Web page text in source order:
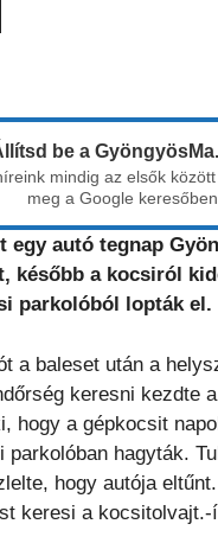
be a
mindig az elsők
meg a Google
egy autó tegnap
később a kocsiról
parkolóból lopták el.
a baleset után a
keresni kezdte
hogy a gépkocsit
parkolóban hagyták.
hogy autója
keresi a kocsitolvajt.-